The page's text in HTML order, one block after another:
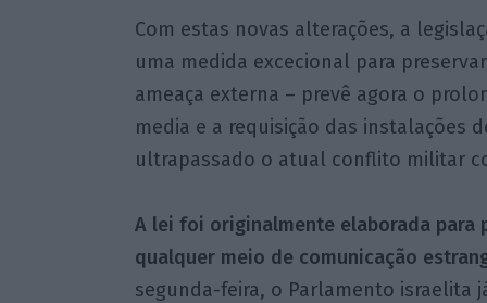
Com estas novas alterações, a
uma medida excecional para
ameaça externa – prevê agora o
media e a requisição das instalações
ultrapassado o atual conflito militar
A lei foi originalmente elaborada para
qualquer meio de comunicação
segunda-feira, o Parlamento israelita